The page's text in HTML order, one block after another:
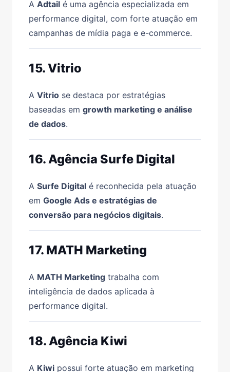
A Adtail é uma agência especializada em
performance digital, com forte atuação em
campanhas de mídia paga e e-commerce.
15. Vitrio
A Vitrio se destaca por estratégias
baseadas em growth marketing e análise
de dados.
16. Agência Surfe Digital
A Surfe Digital é reconhecida pela atuação
em Google Ads e estratégias de
conversão para negócios digitais.
17. MATH Marketing
A MATH Marketing trabalha com
inteligência de dados aplicada à
performance digital.
18. Agência Kiwi
A Kiwi possui forte atuação em marketing